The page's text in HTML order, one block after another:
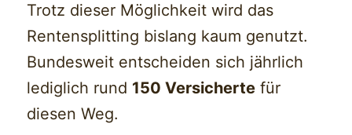
Trotz dieser Möglichkeit wird das
Rentensplitting bislang kaum genutzt.
Bundesweit entscheiden sich jährlich
lediglich rund 150 Versicherte für
diesen Weg.